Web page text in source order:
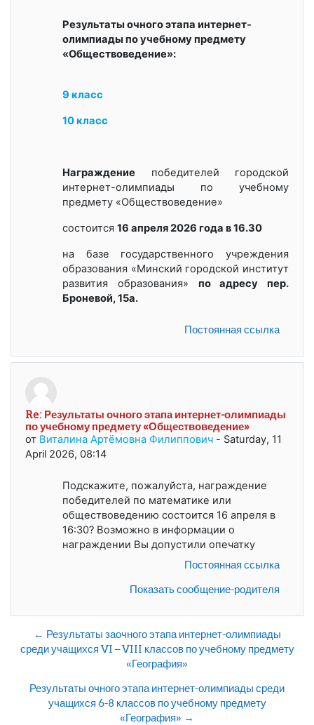
Результаты очного этапа интернет-
олимпиады по учебному предмету
«Обществоведение»:
9 класс
10 класс
Награждение победителей городской
интернет-олимпиады по учебному
предмету «Обществоведение»
состоится 16 апреля 2026 года в 16.30
на базе государственного учреждения
образования «Минский городской институт
развития образования» по адресу пер.
Броневой, 15а.
Постоянная ссылка
Re: Результаты очного этапа интернет-олимпиады
по учебному предмету «Обществоведение»
от Виталина Артёмовна Филиппович - Saturday, 11
April 2026, 08:14
Подскажите, пожалуйста, награждение
победителей по математике или
обществоведению состоится 16 апреля в
16:30? Возможно в информации о
награждении Вы допустили опечатку
Постоянная ссылка
Показать сообщение-родителя
← Результаты заочного этапа интернет-олимпиады
среди учащихся VI – VIII классов по учебному предмету
«География»
Результаты очного этапа интернет-олимпиады среди
учащихся 6-8 классов по учебному предмету
«География» →